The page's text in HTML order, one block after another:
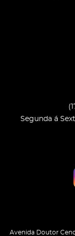
Segunda á
Avenida Doutor